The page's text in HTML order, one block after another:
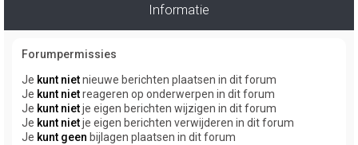
Informatie
Forumpermissies
Je kunt nietnieuwe berichten plaatsen in dit forum
Je kunt nietreageren op onderwerpen in dit forum
Je kunt nietje eigen berichten wijzigen in dit forum
Je kunt nietje eigen berichten verwijderen in dit forum
Je kunt geen bijlagen plaatsen in dit forum